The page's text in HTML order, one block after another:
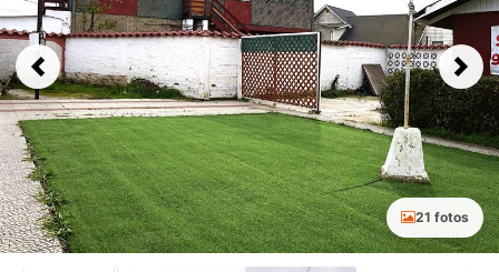
Previous Next
21 fotos